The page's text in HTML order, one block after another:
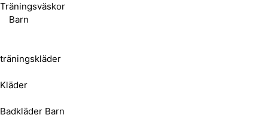
Träningsväskor
Barn
träningskläder
Kläder
Badkläder Barn